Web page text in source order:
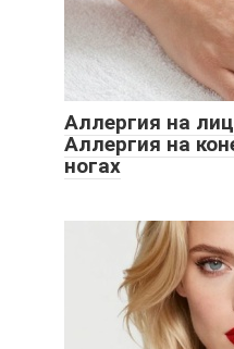
Аллергия на
Аллергия на
ногах